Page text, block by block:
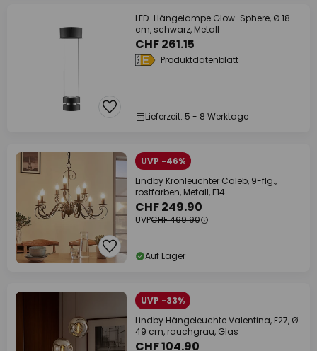
LED-Hängelampe Glow-Sphere, Ø 18
cm, schwarz, Metall
CHF 261.15
Produktdatenblatt
Lieferzeit: 5 - 8 Werktage
UVP -46%
Lindby Kronleuchter Caleb, 9-flg.,
rostfarben, Metall, E14
CHF 249.90
UVPCHF 469.90
Auf Lager
UVP -33%
Lindby Hängeleuchte Valentina, E27, Ø
49 cm, rauchgrau, Glas
CHF 104.90